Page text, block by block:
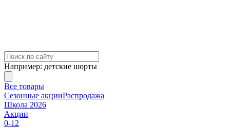
Например: детские шорты
Все товары
Сезонные акцииРаспродажа
Школа 2026
Акции
0-12